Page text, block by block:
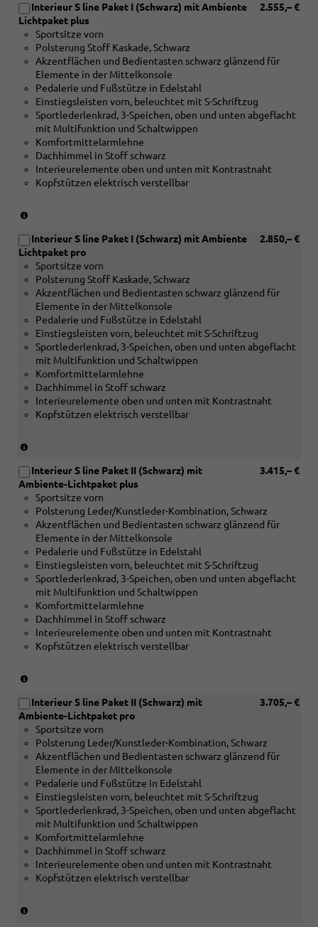
Dekoreinlagen
Aluminiummatt
gebürstet
silber)
[5MB]
Dekoreinlagen
Holz
Apfelbaum
braun
naturell
oder
[5MC]
Dekoreinlagen
Holz
Edelkastanie
grau
naturell
oder
gebürstet
silber)
2.555,– €
Interieur S line Paket I (Schwarz) mit Ambiente
Lichtpaket plus
Sportsitze vorn
Polsterung Stoff Kaskade, Schwarz
Akzentflächen und Bedientasten schwarz glänzend für
Elemente in der Mittelkonsole
Pedalerie und Fußstütze in Edelstahl
Einstiegsleisten vorn, beleuchtet mit S-Schriftzug
Sportlederlenkrad, 3-Speichen, oben und unten abgeflacht
mit Multifunktion und Schaltwippen
Komfortmittelarmlehne
Dachhimmel in Stoff schwarz
Interieurelemente oben und unten mit Kontrastnaht
Kopfstützen elektrisch verstellbar
Verbindung
mit
[5MC]
Dekoreinlagen
Holz
Edelkastanie
grau
naturell
oder
[5MK]
Dekoreinlagen
Carbon
Mikro-
Köper
Aluminium
matt
gebürstet
mit
Linearprägung
anthrazit)
2.850,– €
Interieur S line Paket I (Schwarz) mit Ambiente
Lichtpaket pro
Sportsitze vorn
Polsterung Stoff Kaskade, Schwarz
Akzentflächen und Bedientasten schwarz glänzend für
Elemente in der Mittelkonsole
Pedalerie und Fußstütze in Edelstahl
Einstiegsleisten vorn, beleuchtet mit S-Schriftzug
Sportlederlenkrad, 3-Speichen, oben und unten abgeflacht
mit Multifunktion und Schaltwippen
Komfortmittelarmlehne
Dachhimmel in Stoff schwarz
Interieurelemente oben und unten mit Kontrastnaht
Kopfstützen elektrisch verstellbar
Verbindung
mit
[5MC]
Dekoreinlagen
Holz
Edelkastanie
grau
naturell
oder
[5MK]
Dekoreinlagen
Carbon
Mikro-
Köper
Aluminium
matt
gebürstet
mit
Linearprägung
anthrazit)
3.415,– €
Interieur S line Paket II (Schwarz) mit
Ambiente-Lichtpaket plus
Sportsitze vorn
Polsterung Leder/Kunstleder-Kombination, Schwarz
Akzentflächen und Bedientasten schwarz glänzend für
Elemente in der Mittelkonsole
Pedalerie und Fußstütze in Edelstahl
Einstiegsleisten vorn, beleuchtet mit S-Schriftzug
Sportlederlenkrad, 3-Speichen, oben und unten abgeflacht
mit Multifunktion und Schaltwippen
Komfortmittelarmlehne
Dachhimmel in Stoff schwarz
Interieurelemente oben und unten mit Kontrastnaht
Kopfstützen elektrisch verstellbar
Verbindung
mit
[5MC]
Dekoreinlagen
Holz
Edelkastanie
grau
naturell
oder
[5MK]
Dekoreinlagen
Carbon
Mikro-
Köper
3.705,– €
Interieur S line Paket II (Schwarz) mit
Ambiente-Lichtpaket pro
Sportsitze vorn
Polsterung Leder/Kunstleder-Kombination, Schwarz
Akzentflächen und Bedientasten schwarz glänzend für
Elemente in der Mittelkonsole
Pedalerie und Fußstütze in Edelstahl
Einstiegsleisten vorn, beleuchtet mit S-Schriftzug
Sportlederlenkrad, 3-Speichen, oben und unten abgeflacht
mit Multifunktion und Schaltwippen
Komfortmittelarmlehne
Dachhimmel in Stoff schwarz
Interieurelemente oben und unten mit Kontrastnaht
Kopfstützen elektrisch verstellbar